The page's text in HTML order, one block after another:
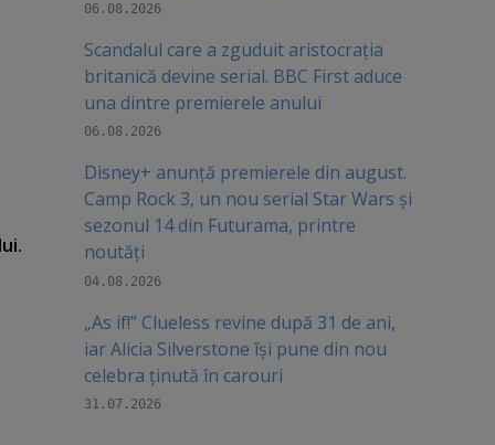
06.08.2026
Scandalul care a zguduit aristocrația
britanică devine serial. BBC First aduce
una dintre premierele anului
06.08.2026
Disney+ anunță premierele din august.
Camp Rock 3, un nou serial Star Wars și
sezonul 14 din Futurama, printre
noutăți
04.08.2026
„As if!” Clueless revine după 31 de ani,
iar Alicia Silverstone își pune din nou
celebra ținută în carouri
31.07.2026